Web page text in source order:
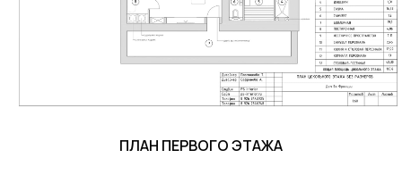
ПЛАН ПЕРВОГО ЭТАЖА